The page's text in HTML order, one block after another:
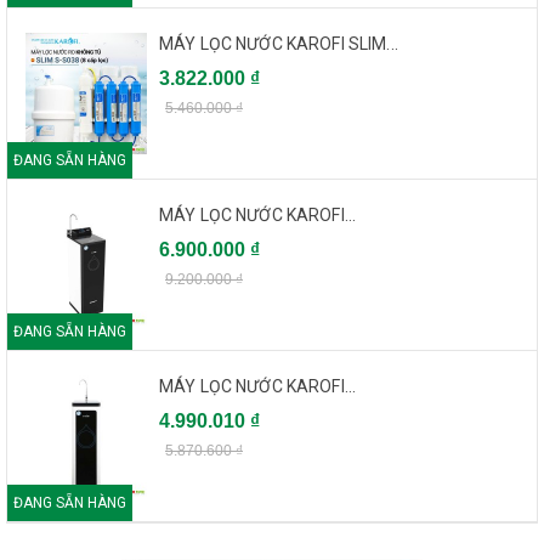
ĐANG SẴN HÀNG
MÁY LỌC NƯỚC KAROFI SLIM...
3.822.000 ₫
5.460.000 ₫
ĐANG SẴN HÀNG
MÁY LỌC NƯỚC KAROFI...
6.900.000 ₫
9.200.000 ₫
ĐANG SẴN HÀNG
MÁY LỌC NƯỚC KAROFI...
4.990.010 ₫
5.870.600 ₫